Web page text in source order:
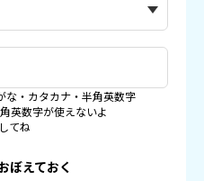
・カタカナ・半角英数字
英数字が使えないよ
てね
ぼえておく